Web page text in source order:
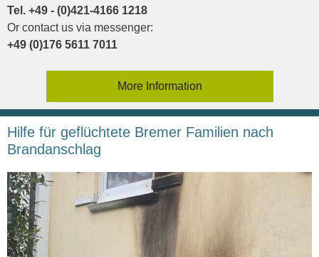
Tel. +49 - (0)421-4166 1218
Or contact us via messenger:
+49 (0)176 5611 7011
More Information
Hilfe für geflüchtete Bremer Familien nach
Brandanschlag